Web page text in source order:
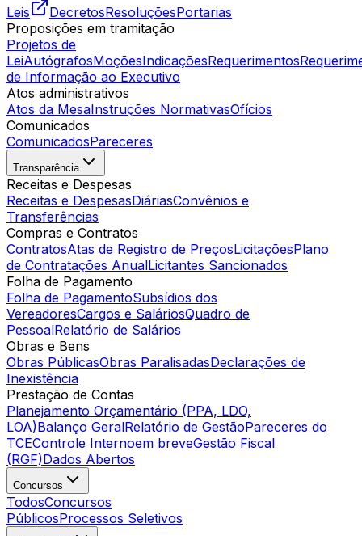
Leis
DecretosResoluçõesPortarias
Proposições em tramitação
Projetos de
LeiAutógrafosMoçõesIndicaçõesRequerimentos
de Informação ao Executivo
Atos administrativos
Atos da MesaInstruções NormativasOfícios
Comunicados
ComunicadosPareceres
Transparência
Receitas e Despesas
Receitas e DespesasDiáriasConvênios e
Transferências
Compras e Contratos
ContratosAtas de Registro de PreçosLicitaçõesPlano
de Contratações AnualLicitantes Sancionados
Folha de Pagamento
Folha de PagamentoSubsídios dos
VereadoresCargos e SaláriosQuadro de
PessoalRelatório de Salários
Obras e Bens
Obras PúblicasObras ParalisadasDeclarações de
Inexistência
Prestação de Contas
Planejamento Orçamentário (PPA, LDO,
LOA)Balanço GeralRelatório de GestãoPareceres do
TCEControle Internoem breveGestão Fiscal
(RGF)Dados Abertos
Concursos
TodosConcursos
PúblicosProcessos Seletivos